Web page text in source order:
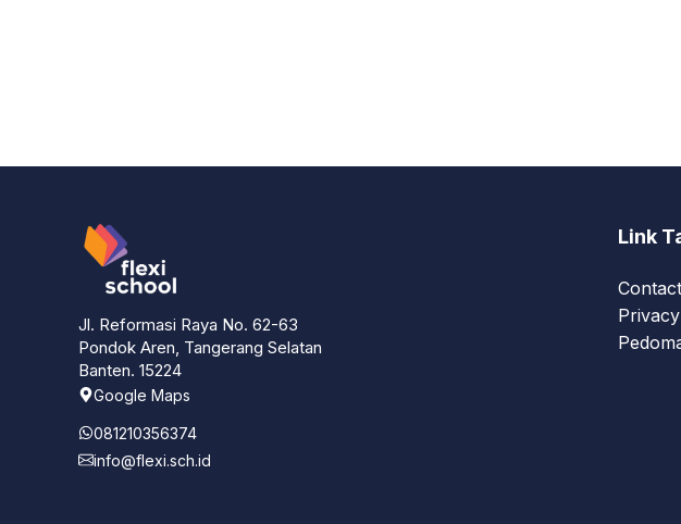
Jl. Reformasi Raya No. 62-63
Pondok Aren, Tangerang Selatan
Banten. 15224
Google Maps
081210356374
info@flexi.sch.id
Link